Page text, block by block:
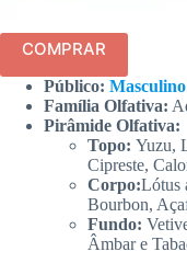
COMPRAR
Público: Masculino
Família Olfativa:
Pirâmide Olfativa:
Topo: Yuzu,
Cipreste,
Corpo:Lótus
Bourbon,
Fundo:
Âmbar e